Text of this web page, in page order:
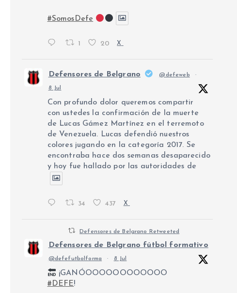
#SomosDefe
1 20 X
Defensores de Belgrano @defeweb ·
8 Jul
Con profundo dolor queremos compartir
con ustedes la confirmación de la muerte
de Lucas Gámez Martínez en el terremoto
de Venezuela. Lucas defendió nuestros
colores jugando en la categoría 2017. Se
encontraba hace dos semanas desaparecido
y hoy fue hallado por las autoridades de
34 437 X
Defensores de Belgrano Retweeted
Defensores de Belgrano fútbol formativo
@defefutbolforma · 8 Jul
¡GANÓOOOOOOOOOOOO
#DEFE!